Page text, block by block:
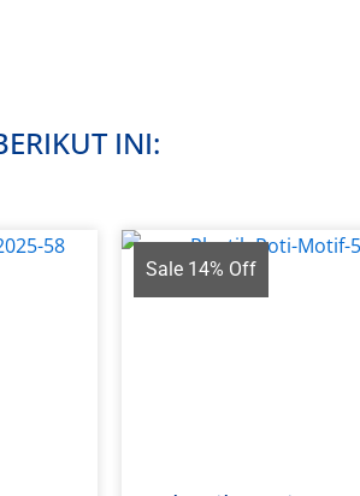
INI:
Sale 14% Off